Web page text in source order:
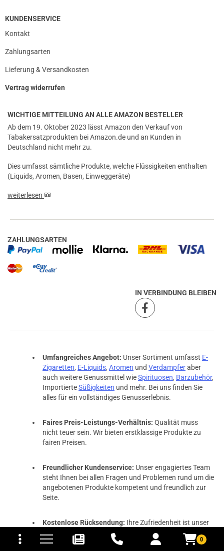
0
und Versandkosten
KUNDENSERVICE
Kontakt
Zahlungsarten
Lieferung & Versandkosten
Vertrag widerrufen
WICHTIGE MITTEILUNG AN ALLE AMAZON BESTELLER
Ab dem 19. Oktober 2023 lässt Amazon den Verkauf von
Tabakersatzprodukten bei Amazon.de und an Kunden in
Deutschland nicht mehr zu.
Dies umfasst sämtliche Produkte, welche Flüssigkeiten enthalten
(Liquids, Aromen, Basen, Einweggeräte)
weiterlesen
ZAHLUNGSARTEN
IN VERBINDUNG BLEIBEN
Umfangreiches Angebot: Unser Sortiment umfasst E-
Zigaretten, E-Liquids, Aromen und Verdampferaber
auch weitere Genussmittel wieSpirituosen, Barzubehör,
ImportierteSüßigkeiten und mehr. Bei uns finden Sie
alles für ein vollständiges Genusserlebnis.
Faires Preis-Leistungs-Verhältnis: Qualität muss
nicht teuer sein. Wir bieten erstklassige Produkte zu
fairen Preisen.
Freundlicher Kundenservice: Unser engagiertes Team
steht Ihnen bei allen Fragen und Problemen rund um die
angebotenen Produkte kompetent und freundlich zur
Seite.
Kostenlose Rücksendung: Ihre Zufriedenheit ist unser
Ziel. Bei Bedarf bieten wir Ihnen eine kostenlose
Rücksendung an.